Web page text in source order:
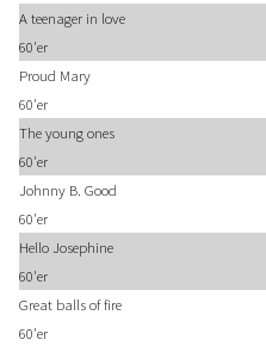
A teenager in love
60'er
Proud Mary
60'er
The young ones
60'er
Johnny B. Good
60'er
Hello Josephine
60'er
Great balls of fire
60'er